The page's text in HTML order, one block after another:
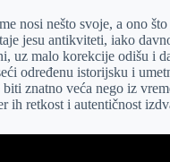
nosi nešto svoje, a ono
jesu antikviteti, iako
uz malo korekcije odišu i
određenu istorijsku i
znatno veća nego iz
ih retkost i autentičnost